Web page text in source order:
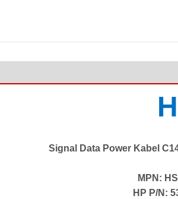
Signal Data Power Kabel
MPN:
HP P/N: